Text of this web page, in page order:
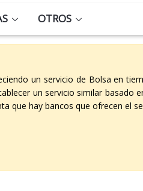
OTROS
un servicio de Bolsa en
un servicio similar basado
que hay bancos que ofrecen el